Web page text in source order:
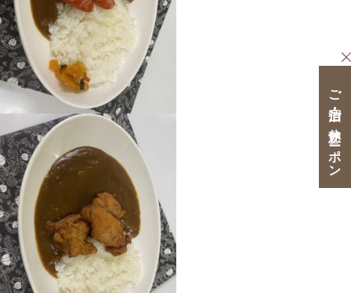
ご宿泊・ご休憩クーポン